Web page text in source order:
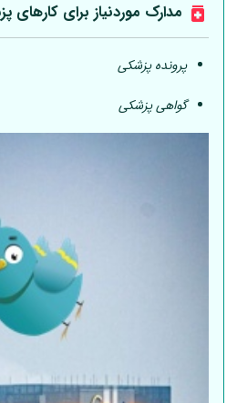
مدارک موردنیاز برای کارهای
پرونده پزشکی
گواهی پزشکی